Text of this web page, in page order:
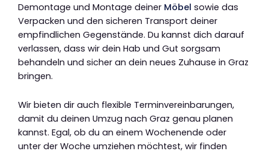
Demontage und Montage deiner Möbel sowie das
Verpacken und den sicheren Transport deiner
empfindlichen Gegenstände. Du kannst dich darauf
verlassen, dass wir dein Hab und Gut sorgsam
behandeln und sicher an dein neues Zuhause in Graz
bringen.
Wir bieten dir auch flexible Terminvereinbarungen,
damit du deinen Umzug nach Graz genau planen
kannst. Egal, ob du an einem Wochenende oder
unter der Woche umziehen möchtest, wir finden